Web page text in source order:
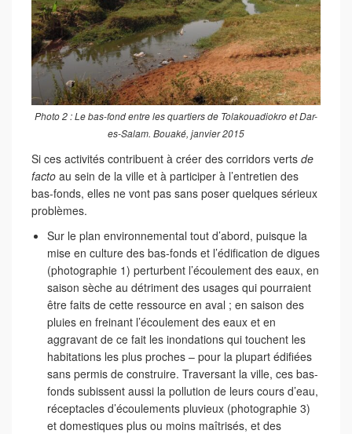
Photo 2 : Le bas-fond entre les quartiers de Tolakouadiokro et Dar-
es-Salam. Bouaké, janvier 2015
Si ces activités contribuent à créer des corridors verts de
facto au sein de la ville et à participer à l’entretien des
bas-fonds, elles ne vont pas sans poser quelques sérieux
problèmes.
Sur le plan environnemental tout d’abord, puisque la
mise en culture des bas-fonds et l’édification de digues
(photographie 1) perturbent l’écoulement des eaux, en
saison sèche au détriment des usages qui pourraient
être faits de cette ressource en aval ; en saison des
pluies en freinant l’écoulement des eaux et en
aggravant de ce fait les inondations qui touchent les
habitations les plus proches – pour la plupart édifiées
sans permis de construire. Traversant la ville, ces bas-
fonds subissent aussi la pollution de leurs cours d’eau,
réceptacles d’écoulements pluvieux (photographie 3)
et domestiques plus ou moins maîtrisés, et des